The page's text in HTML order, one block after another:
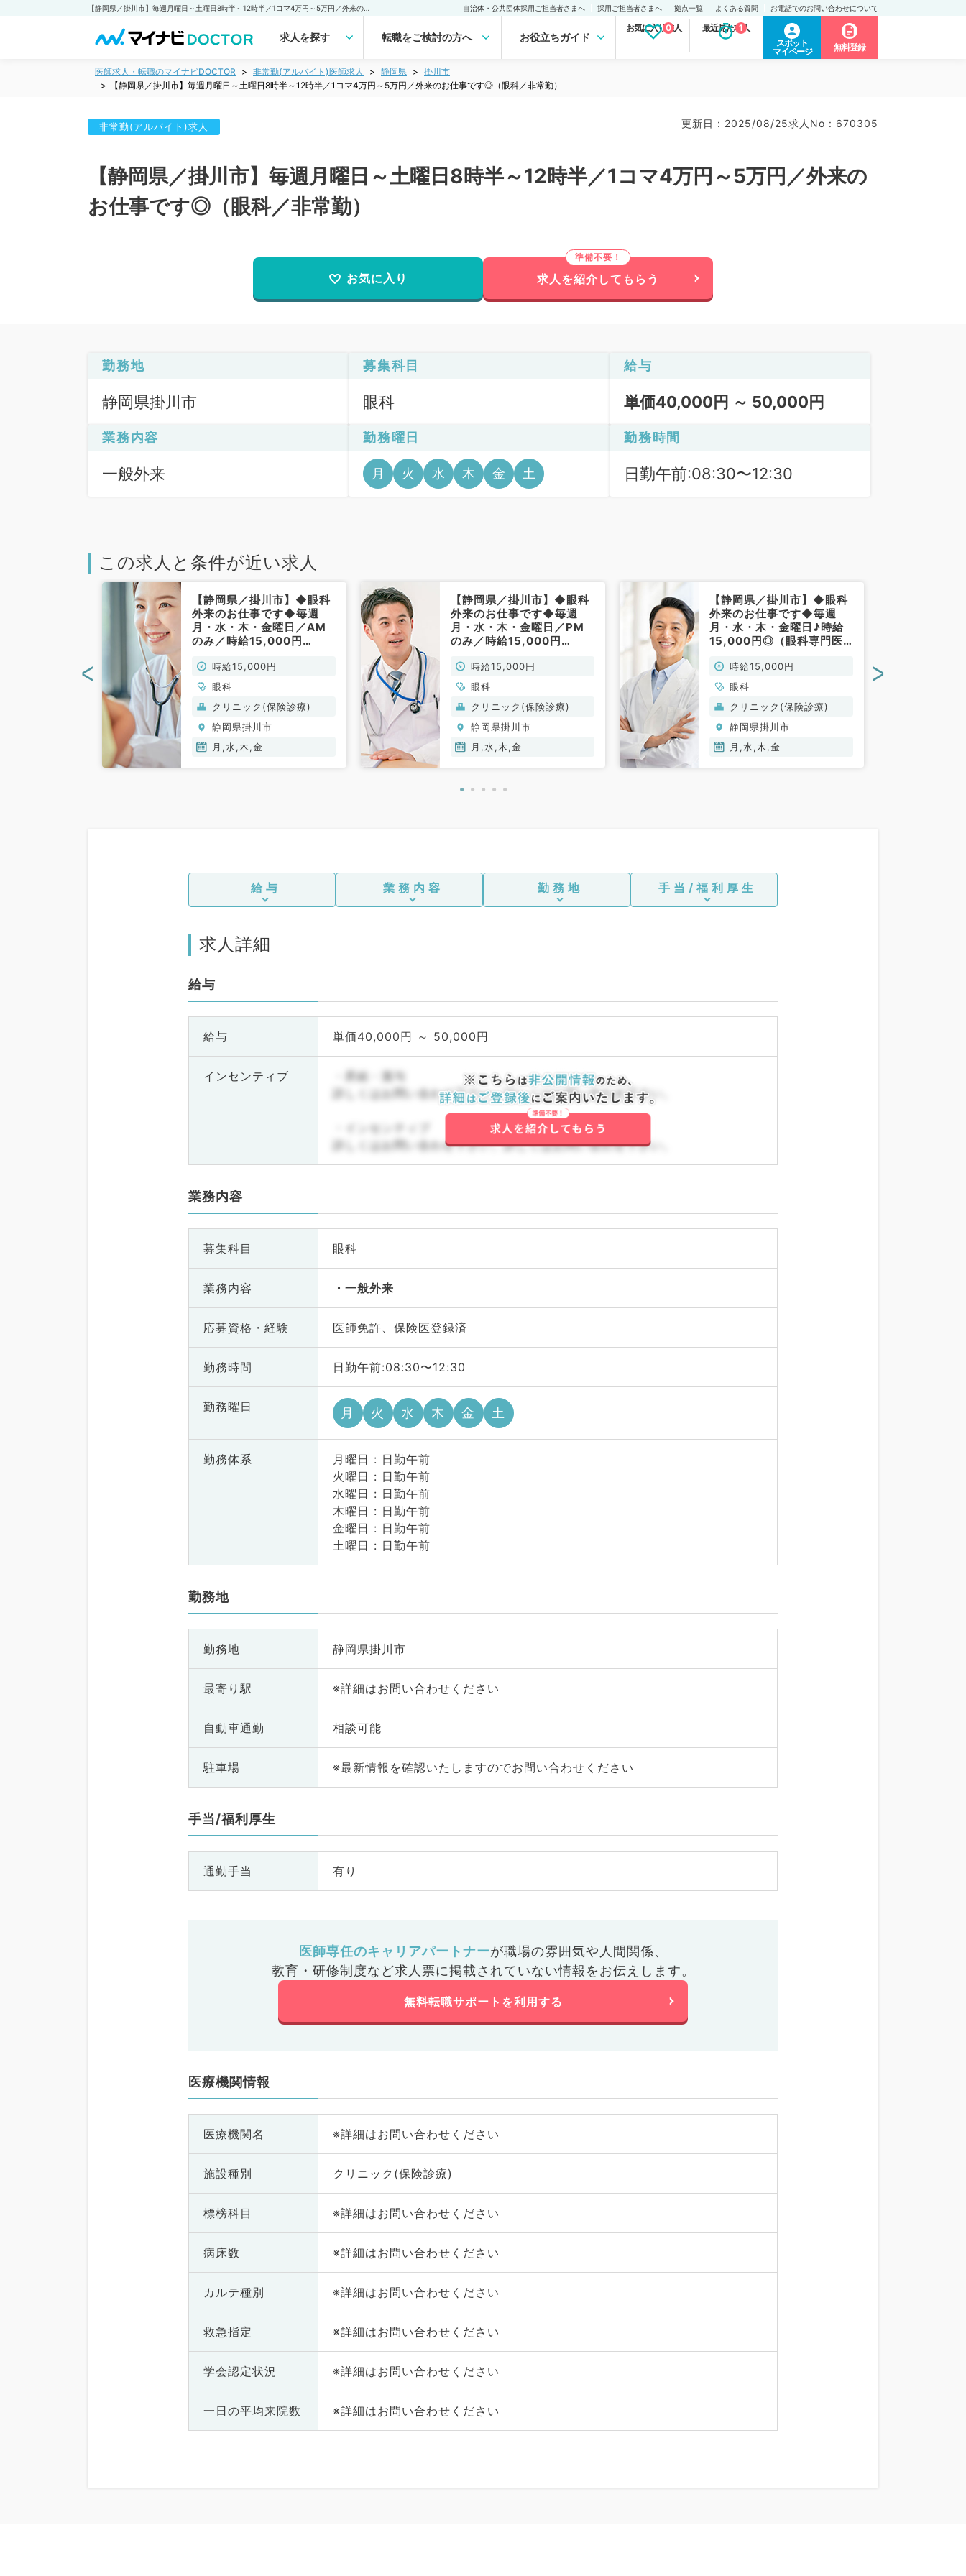
自治体・公共団体採用ご担当者さまへ 採用ご担当者さまへ 拠点一覧 よくある質問 お電話でのお問い合わせについて
求人を探す 転職をご検討の方へ お役立ちガイド
お気に入り求人
0 最近見た求人
1
スポット
マイページ
無料登録
医師求人・転職のマイナビDOCTOR 非常勤(アルバイト)医師求人 静岡県
掛川市
【静岡県／掛川市】毎週月曜日～土曜日8時半～12時半／1コマ4万円～5万円／外来のお仕事です◎（眼科／非常勤）
非常勤(アルバイト)求人 更新日 : 2025/08/25求人No : 670305
【静岡県／掛川市】毎週月曜日～土曜日8時半～12時半／1コマ4万円～5万円／外来の
お仕事です◎（眼科／非常勤）
お気に入り 求人を紹介してもらう
勤務地
静岡県掛川市
募集科目
眼科
給与
単価40,000円 ～ 50,000円
業務内容
一般外来
勤務曜日
月 火 水 木 金 土
勤務時間
日勤午前:08:30〜12:30
この求人と条件が近い求人
【静岡県／掛川市】◆眼科
外来のお仕事です◆毎週
月・水・木・金曜日／AM
のみ／時給15,000円
時給15,000円
眼科
クリニック(保険診療)
静岡県掛川市
月,水,木,金
【静岡県／掛川市】◆眼科
外来のお仕事です◆毎週
月・水・木・金曜日／PM
のみ／時給15,000円
時給15,000円
眼科
クリニック(保険診療)
静岡県掛川市
月,水,木,金
【静岡県／掛川市】◆眼科
外来のお仕事です◆毎週
月・水・木・金曜日♪時給
15,000円◎（眼科専門医
時給15,000円
眼科
クリニック(保険診療)
静岡県掛川市
月,水,木,金
< >
給与 業務内容 勤務地 手当/福利厚生
求人詳細
給与
給与 単価40,000円 ～ 50,000円
インセンティブ
・昇給・賞与
詳しくはお問い合わせ下さい。詳しくはお問い合わせ下さい。
・インセンティブ
詳しくはお問い合わせ下さい。詳しくはお問い合わせ下さい。
業務内容
募集科目 眼科
業務内容 一般外来
応募資格・ 経験 医師免許、保険医登録済
勤務時間 日勤午前:08:30〜12:30
勤務曜日 月 火 水 木 金 土
勤務体系
月曜日 : 日勤午前
火曜日 : 日勤午前
水曜日 : 日勤午前
木曜日 : 日勤午前
金曜日 : 日勤午前
土曜日 : 日勤午前
勤務地
勤務地 静岡県掛川市
最寄り駅 ※詳細はお問い合わせください
自動車通勤 相談可能
駐車場 ※最新情報を確認いたしますのでお問い合わせください
手当/福利厚生
通勤手当 有り
医師専任のキャリアパートナーが職場の雰囲気や人間関係、
教育・研修制度など求人票に掲載されていない情報をお伝えします。
無料転職サポートを利用する
医療機関情報
医療機関名 ※詳細はお問い合わせください
施設種別 クリニック(保険診療)
標榜科目 ※詳細はお問い合わせください
病床数 ※詳細はお問い合わせください
カルテ種別 ※詳細はお問い合わせください
救急指定 ※詳細はお問い合わせください
学会認定状況 ※詳細はお問い合わせください
一日の平均来院数 ※詳細はお問い合わせください